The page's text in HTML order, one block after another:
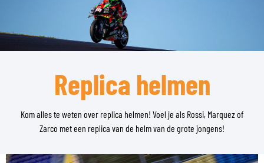
Replica helmen
Kom alles te weten over replica helmen! Voel je als Rossi, Marquez of
Zarco met een replica van de helm van de grote jongens!